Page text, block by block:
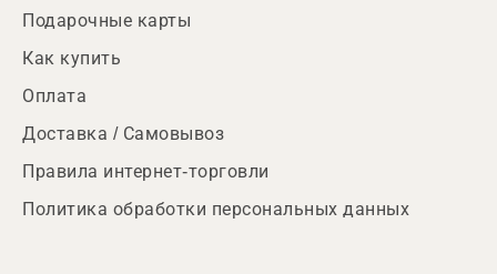
Подарочные карты
Как купить
Оплата
Доставка / Самовывоз
Правила интернет-торговли
Политика обработки персональных данных